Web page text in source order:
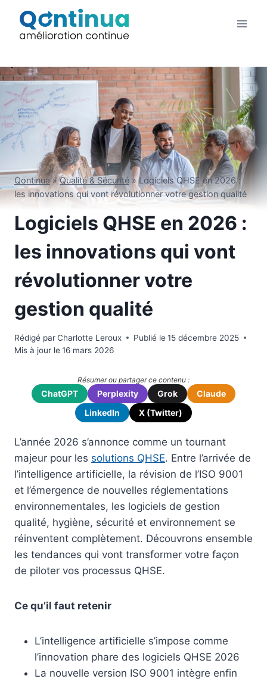
contenu
Qontinua»Qualité & Sécurité »Logiciels QHSE en 2026 :
les innovations qui vont révolutionner votre gestion qualité
Logiciels QHSE en 2026 :
les innovations qui vont
révolutionner votre
gestion qualité
Rédigé parCharlotte Leroux Publié le 15 décembre 2025
Mis à jour le16 mars 2026
Résumer ou partager ce contenu :
ChatGPT Perplexity Grok
Claude
LinkedIn
X (Twitter)
L’année 2026 s’annonce comme un tournant
majeur pour les solutions QHSE. Entre l’arrivée de
l’intelligence artificielle, la révision de l’ISO 9001
et l’émergence de nouvelles réglementations
environnementales, les logiciels de gestion
qualité, hygiène, sécurité et environnement se
réinventent complètement. Découvrons ensemble
les tendances qui vont transformer votre façon
de piloter vos processus QHSE.
Ce qu’il faut retenir
L’intelligence artificielle s’impose comme
l’innovation phare des logiciels QHSE 2026
La nouvelle version ISO 9001 intègre enfin